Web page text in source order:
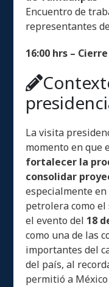
Encuentro de
representantes
16:00 hrs –
La visita
momento en que
fortalecer la
consolidar
especialmente
petrolera como el
el evento del 18
como una de las
importantes del
del país, al
permitió a